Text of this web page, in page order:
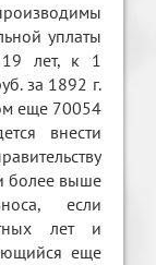
уплаты
19 лет, к 1
за 1892 г.
еще 70054
внести
более выше
если
лет и
еще